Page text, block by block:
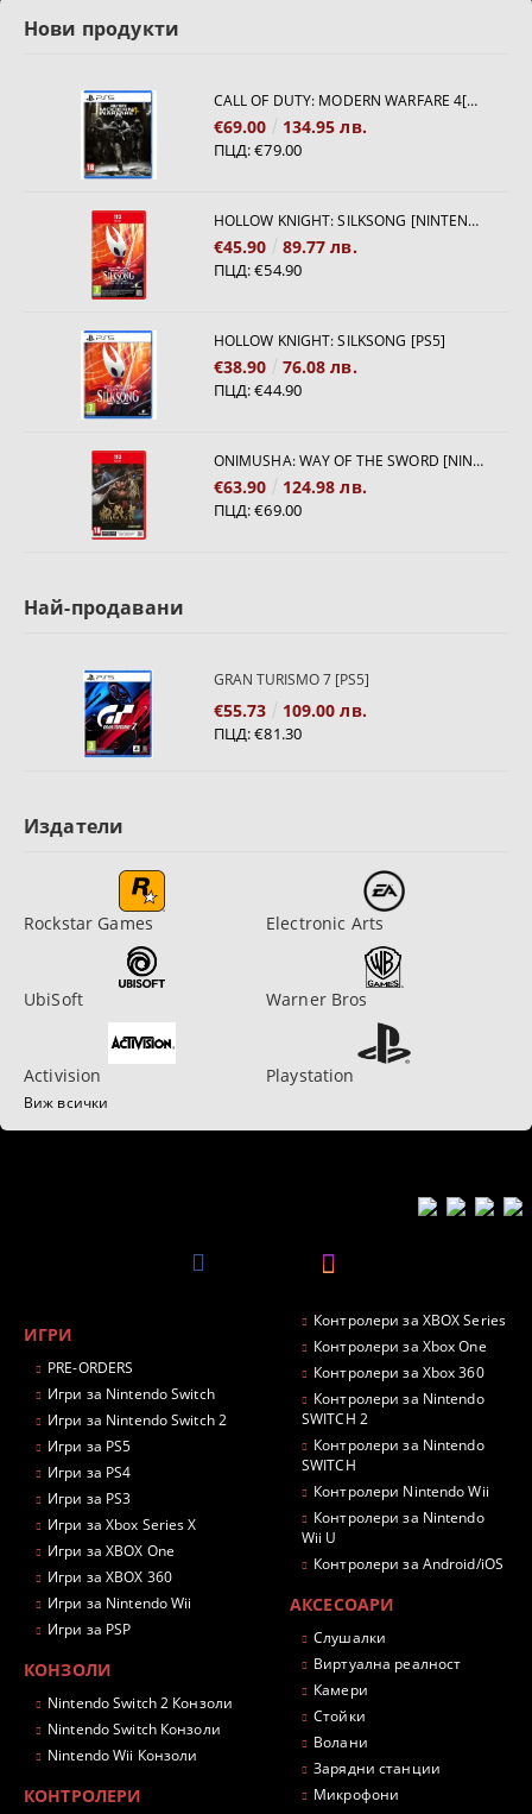
Нови продукти
CALL OF DUTY: MODERN WARFARE 4[PS5]
€69.00 134.95 лв.
ПЦД:€79.00
HOLLOW KNIGHT: SILKSONG [NINTENDO SWITCH 2]
€45.90 89.77 лв.
ПЦД:€54.90
HOLLOW KNIGHT: SILKSONG [PS5]
€38.90 76.08 лв.
ПЦД:€44.90
ONIMUSHA: WAY OF THE SWORD [NINTENDO SWITCH 2]
€63.90 124.98 лв.
ПЦД:€69.00
Най-продавани
GRAN TURISMO 7 [PS5]
€55.73 109.00 лв.
ПЦД:€81.30
Издатели
Rockstar Games Electronic Arts
UbiSoft Warner Bros
Activision Playstation
Виж всички
ИГРИ
PRE-ORDERS
Игри за Nintendo Switch
Игри за Nintendo Switch 2
Игри за PS5
Игри за PS4
Игри за PS3
Игри за Xbox Series X
Игри за XBOX One
Игри за XBOX 360
Игри за Nintendo Wii
Игри за PSP
КОНЗОЛИ
Nintendo Switch 2 Конзоли
Nintendo Switch Конзоли
Nintendo Wii Конзоли
КОНТРОЛЕРИ
Контролери за XBOX Series
Контролери за Xbox One
Контролери за Xbox 360
Контролери за Nintendo
SWITCH 2
Контролери за Nintendo
SWITCH
Контролери Nintendo Wii
Контролери за Nintendo
Wii U
Контролери за Android/iOS
АКСЕСОАРИ
Слушалки
Виртуална реалност
Камери
Стойки
Волани
Зарядни станции
Микрофони